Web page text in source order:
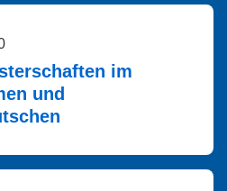
im
und